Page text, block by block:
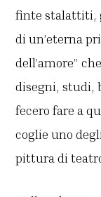
finte stalattiti,
di un’eterna
dell’amore”
disegni, studi,
fecero fare a
coglie uno
pittura di